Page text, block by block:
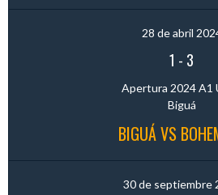
28 de abril
1 - 3
Apertura 2024 A1
Biguá
BIGUÁ VS
30 de septiembre